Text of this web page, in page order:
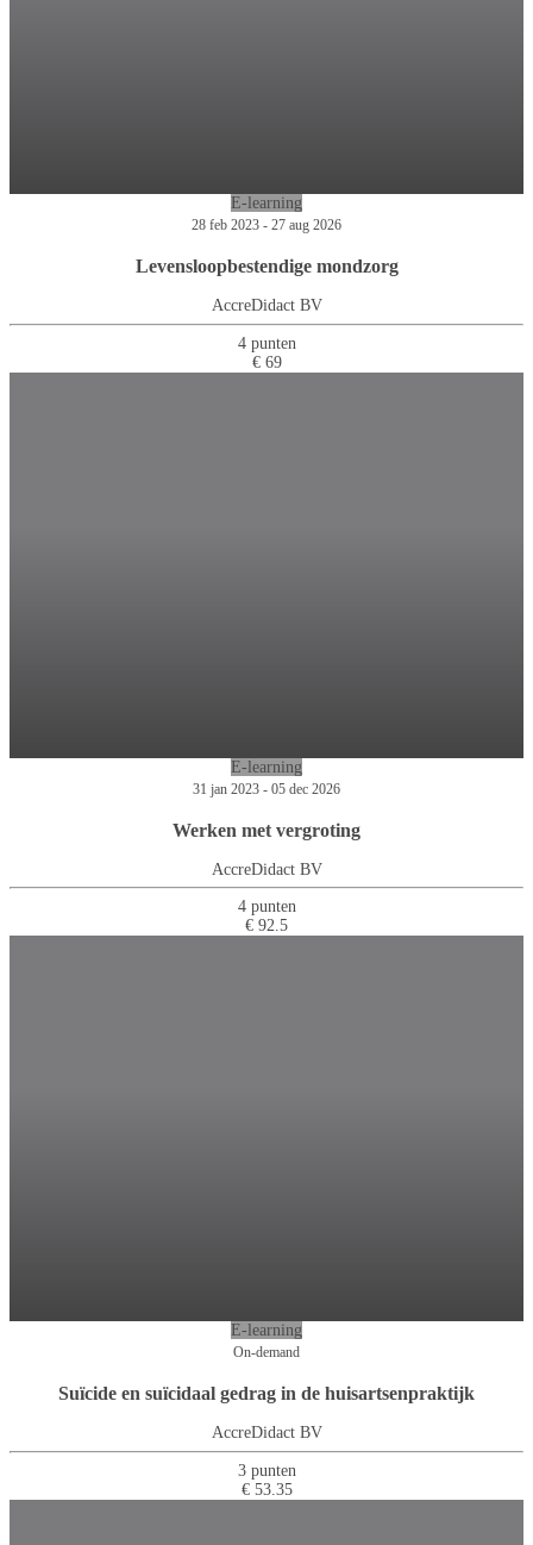
E-learning
28 feb 2023 - 27 aug 2026
Levensloopbestendige mondzorg
AccreDidact BV
4 punten
€ 69
E-learning
31 jan 2023 - 05 dec 2026
Werken met vergroting
AccreDidact BV
4 punten
€ 92.5
E-learning
On-demand
Suïcide en suïcidaal gedrag in de huisartsenpraktijk
AccreDidact BV
3 punten
€ 53.35